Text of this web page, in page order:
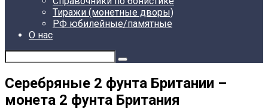
Тиражи (монетные дворы)
РФ юбилейные/памятные
О нас
Серебряные 2 фунта Британии –
монета 2 фунта Британия